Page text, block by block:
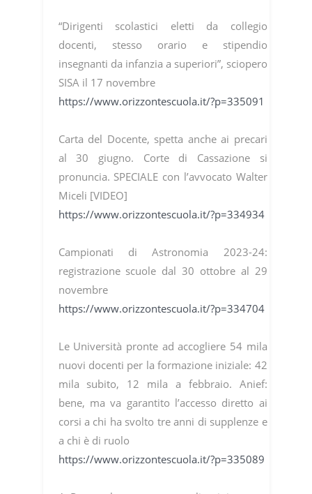
“Dirigenti scolastici eletti da collegio
docenti, stesso orario e stipendio
insegnanti da infanzia a superiori”, sciopero
SISA il 17 novembre
https://www.orizzontescuola.it/?p=335091
Carta del Docente, spetta anche ai precari
al 30 giugno. Corte di Cassazione si
pronuncia. SPECIALE con l’avvocato Walter
Miceli [VIDEO]
https://www.orizzontescuola.it/?p=334934
Campionati di Astronomia 2023-24:
registrazione scuole dal 30 ottobre al 29
novembre
https://www.orizzontescuola.it/?p=334704
Le Università pronte ad accogliere 54 mila
nuovi docenti per la formazione iniziale: 42
mila subito, 12 mila a febbraio. Anief:
bene, ma va garantito l’accesso diretto ai
corsi a chi ha svolto tre anni di supplenze e
a chi è di ruolo
https://www.orizzontescuola.it/?p=335089